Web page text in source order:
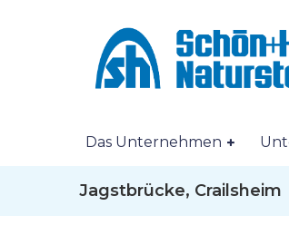
Das Unternehmen
Jagstbrücke, Crailsheim